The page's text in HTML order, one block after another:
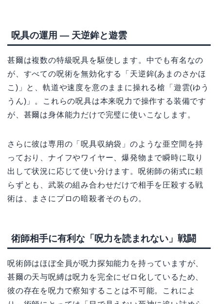
呪具の運用 — 天逆鉾と遊雲
甚爾は複数の特級呪具を駆使します。中でも有名なの
が、すべての呪術を無効化する「天逆鉾(あまのさかほ
こ)」と、軌道や速度を意のままに操れる槍「遊雲(ゆう
うん)」。これらの呪具は本来呪力で操作する装備です
が、甚爾は身体能力だけで完璧に使いこなします。
さらに彼は専用の「呪具収納袋」のような亜空間を持
っており、ナイフやワイヤー、爆発物まで瞬時に取り
出して状況に応じて使い分けます。呪術師の術式に頼
らずとも、武装の組み合わせだけで相手を圧殺する戦
術は、まさにプロの暗殺者そのもの。
術師相手に有利な「呪力を読まれない」戦闘
呪術師はほぼ全員が呪力探知能力を持っていますが、
甚爾の天与呪縛は呪力を完全にゼロ化しているため、
彼の存在を呪力で察知することは不可能。これによ